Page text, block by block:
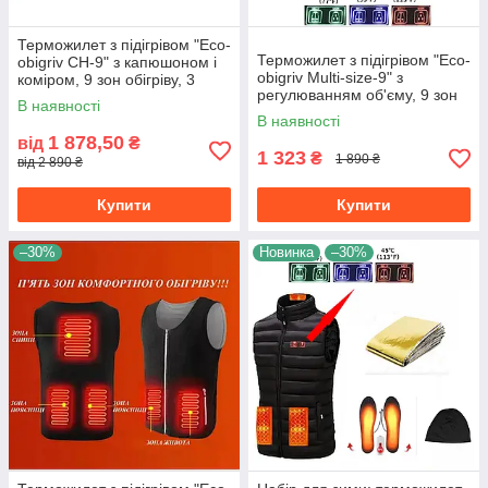
Терможилет з підігрівом "Eco-
obigriv CH-9" з капюшоном і
коміром, 9 зон обігріву, 3
режими регулювання
температури B розмір L
В наявності
від 1 878,50 ₴
від 2 890 ₴
Купити
Терможилет з підігрівом "Eco-
obigriv Multi-size-9" з
регулюванням об'єму, 9 зон
обігріву, 3 режими
регулювання температури L
В наявності
1 323 ₴ 1 890 ₴
Купити
–30% Новинка –30%